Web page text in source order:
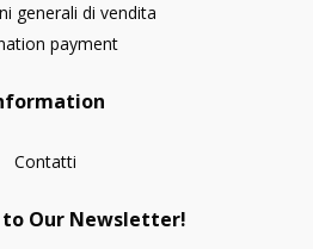
generali di vendita
payment
Contatti
to Our Newsletter!